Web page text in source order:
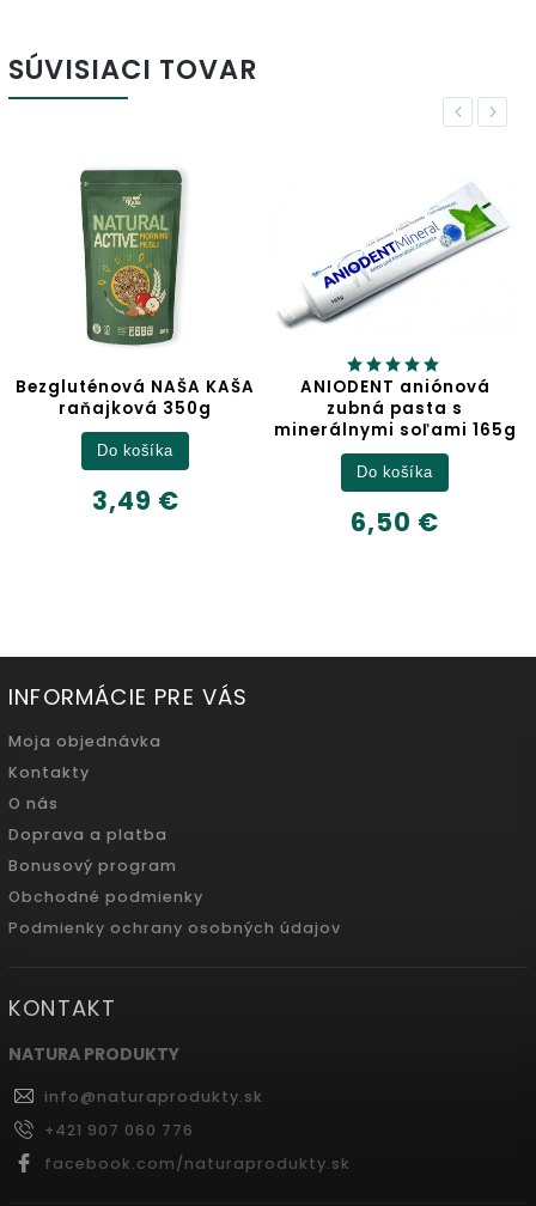
SÚVISIACI TOVAR
Previous
NAŠA KAŠA
350g
3,49 €
ANIODENT aniónová
zubná pasta s
minerálnymi soľami 165g
6,50 €
Next
INFORMÁCIE PRE VÁS
Moja objednávka
Kontakty
O nás
Doprava a platba
Bonusový program
Obchodné podmienky
Podmienky ochrany osobných údajov
KONTAKT
NATURA PRODUKTY
info@naturaprodukty.sk
+421 907 060 776
facebook.com/naturaprodukty.sk